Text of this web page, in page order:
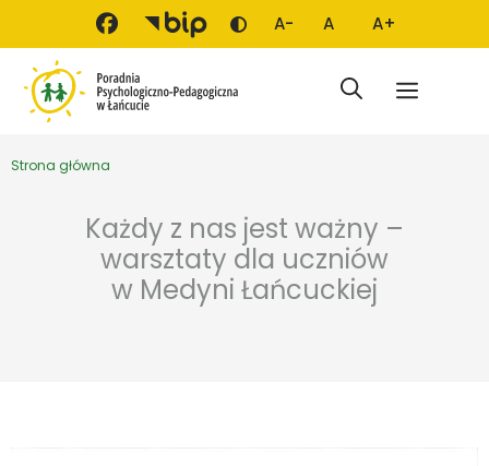
Przejdź do treści
Zmień kontrast
A-
Mniejsza czcionka
A
Domyślna czcionka
A+
Większa
Menu
Strona główna
Każdy z nas jest ważny –
warsztaty dla uczniów
w Medyni Łańcuckiej